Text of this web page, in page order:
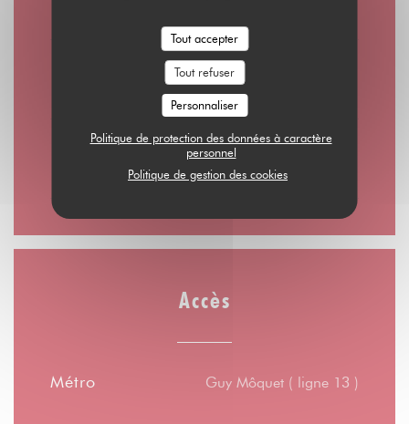
Tout accepter
Tout refuser
Personnaliser
Politique de protection des données à caractère
personnel
Politique de gestion des cookies
Samedi
10h00 - 02h00
Dimanche
10h00 - 00h00
Accès
Métro Guy Môquet ( ligne 13 )